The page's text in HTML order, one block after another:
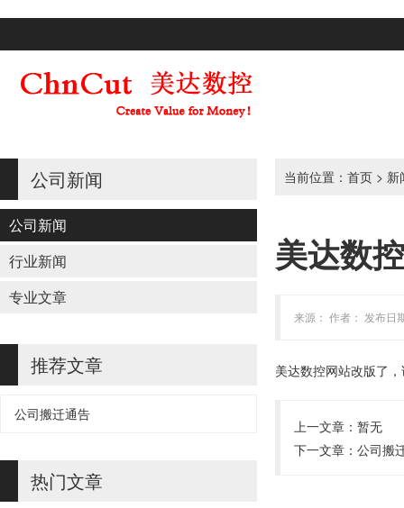
公司新闻
公司新闻
行业新闻
专业文章
推荐文章
公司搬迁通告
热门文章
当前位置： 首页 > 新
美达数
来源： 作者： 发布日
美达数控网站改版了
上一文章：暂无
下一文章： 公司搬